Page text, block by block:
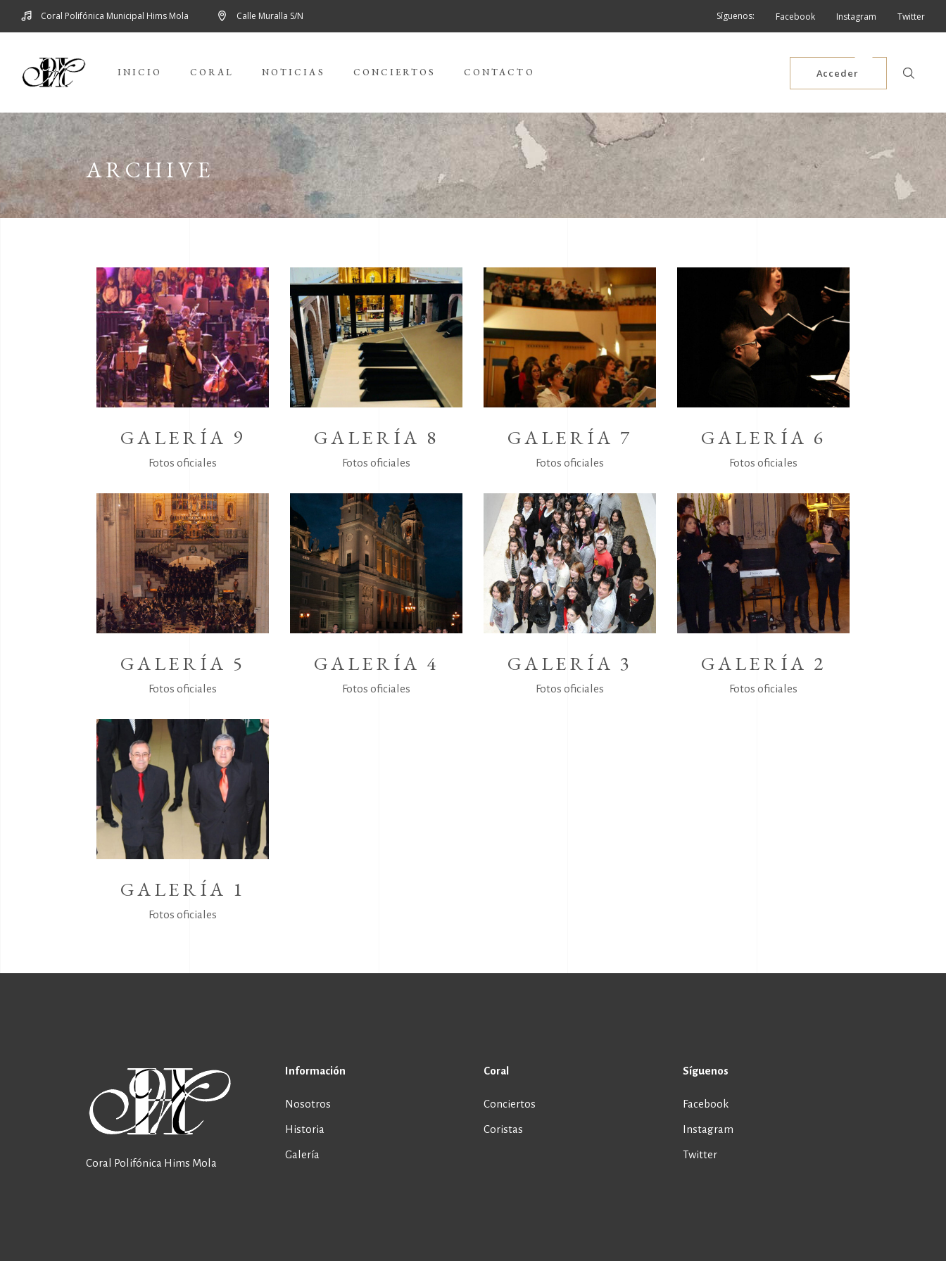
Coral Polifónica Municipal Hims Mola Calle Muralla S/N Síguenos: Facebook Instagram Twitter
INICIO CORAL NOTICIAS CONCIERTOS CONTACTO Acceder
ARCHIVE
GALERÍA 9
Fotos oficiales
GALERÍA 8
Fotos oficiales
GALERÍA 7
Fotos oficiales
GALERÍA 6
Fotos oficiales
GALERÍA 5
Fotos oficiales
GALERÍA 4
Fotos oficiales
GALERÍA 3
Fotos oficiales
GALERÍA 2
Fotos oficiales
GALERÍA 1
Fotos oficiales
Coral Polifónica Hims Mola
Información
Nosotros
Historia
Galería
Coral
Conciertos
Coristas
Síguenos
Facebook
Instagram
Twitter